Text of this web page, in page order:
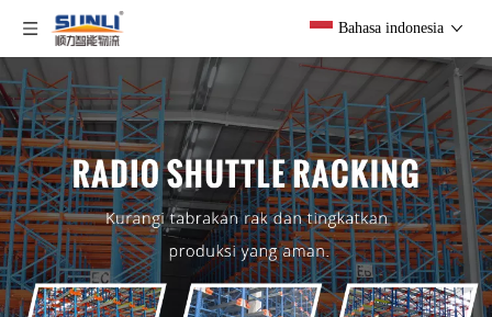
Bahasa indonesia